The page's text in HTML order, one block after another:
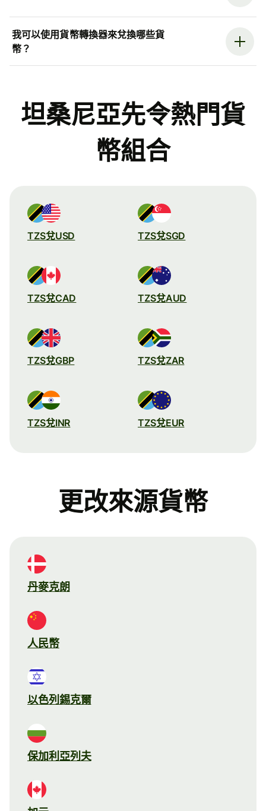
我可以使用貨幣轉換器來兌換哪些貨
幣？
坦桑尼亞先令熱門貨
幣組合
TZS兌USD TZS兌SGD
TZS兌CAD TZS兌AUD
TZS兌GBP TZS兌ZAR
TZS兌INR TZS兌EUR
更改來源貨幣
丹麥克朗
人民幣
以色列錫克爾
保加利亞列夫